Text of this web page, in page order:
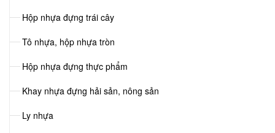
Hộp nhựa đựng trái cây
Tô nhựa, hộp nhựa tròn
Hộp nhựa đựng thực phẩm
Khay nhựa đựng hải sản, nông sản
Ly nhựa